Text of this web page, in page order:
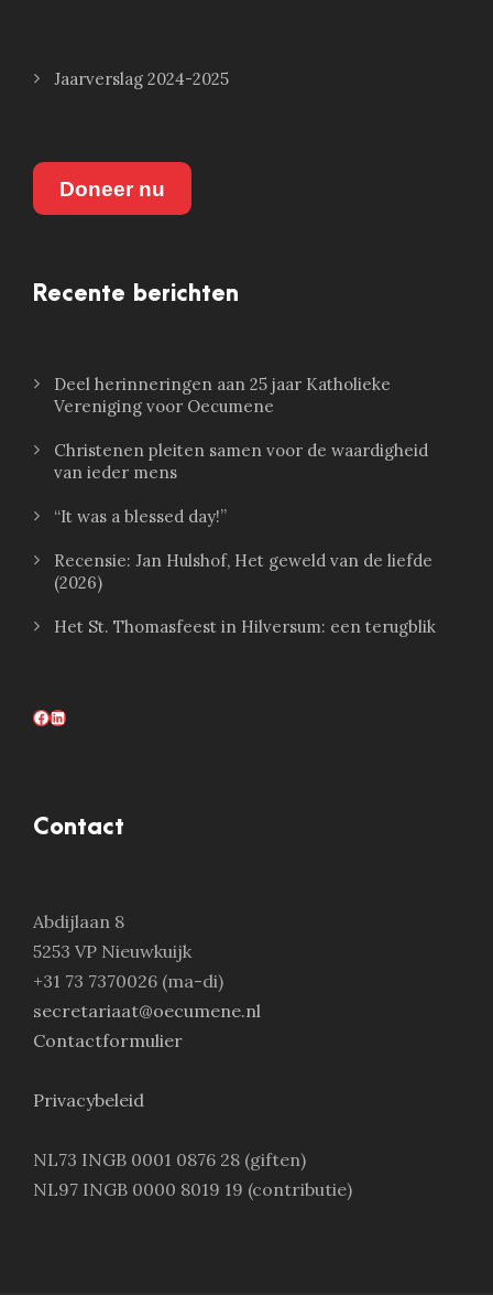
Jaarverslag 2024-2025
Doneer nu
Recente berichten
Deel herinneringen aan 25 jaar Katholieke
Vereniging voor Oecumene
Christenen pleiten samen voor de waardigheid
van ieder mens
“It was a blessed day!”
Recensie: Jan Hulshof, Het geweld van de liefde
(2026)
Het St. Thomasfeest in Hilversum: een terugblik
Facebook LinkedIn
Contact
Abdijlaan 8
5253 VP Nieuwkuijk
+31 73 7370026 (ma-di)
secretariaat@oecumene.nl
Contactformulier
Privacybeleid
NL73 INGB 0001 0876 28 (giften)
NL97 INGB 0000 8019 19 (contributie)